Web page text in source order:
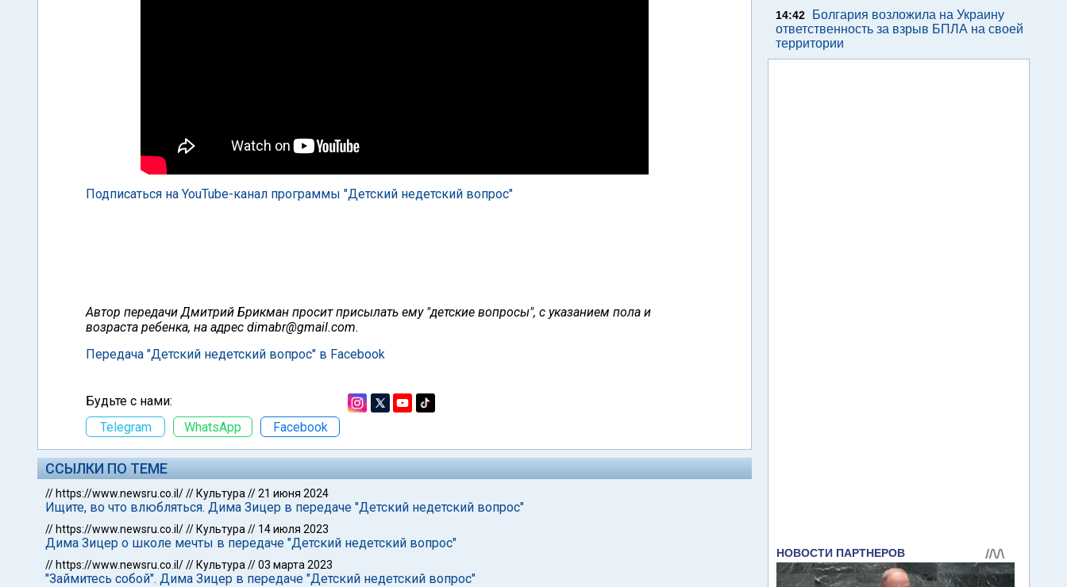
Подписаться на YouTube-канал программы "Детский недетский вопрос"
Автор передачи Дмитрий Брикман просит присылать ему "детские вопросы", с указанием пола и
возраста ребенка, на адрес dimabr@gmail.com.
Передача "Детский недетский вопрос" в Facebook
Будьте с нами:
Telegram
WhatsApp Facebook
ССЫЛКИ ПО ТЕМЕ
// https://www.newsru.co.il/// Культура //21 июня 2024
Ищите, во что влюбляться. Дима Зицер в передаче "Детский недетский вопрос"
// https://www.newsru.co.il/// Культура // 14 июля 2023
Дима Зицер о школе мечты в передаче "Детский недетский вопрос"
// https://www.newsru.co.il/// Культура //03 марта 2023
"Займитесь собой". Дима Зицер в передаче "Детский недетский вопрос"
14:42
Болгария возложила на Украину
ответственность за взрыв БПЛА на своей
территории